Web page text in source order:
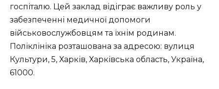
госпіталю. Цей заклад відіграє важливу роль у
забезпеченні медичної допомоги
військовослужбовцям та їхнім родинам.
Поліклініка розташована за адресою: вулиця
Культури, 5, Харків, Харківська область, Україна,
61000.